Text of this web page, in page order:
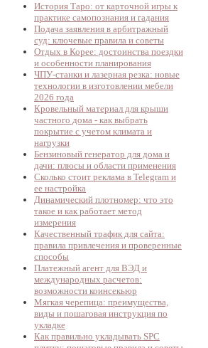
История Таро: от карточной игры к
практике самопознания и гадания
Подача заявления в арбитражный
суд: ключевые правила и советы
Отдых в Корее: достоинства поездки
и особенности планирования
ЧПУ-станки и лазерная резка: новые
технологии в изготовлении мебели
2026 года
Кровельный материал для крыши
частного дома - как выбрать
покрытие с учетом климата и
нагрузки
Бензиновый генератор для дома и
дачи: плюсы и области применения
Сколько стоит реклама в Telegram и
ее настройка
Динамический плотномер: что это
такое и как работает метод
измерения
Качественный трафик для сайта:
правила привлечения и проверенные
способы
Платежный агент для ВЭД и
международных расчетов:
возможности коинсекьюр
Мягкая черепица: преимущества,
виды и пошаговая инструкция по
укладке
Как правильно укладывать SPC